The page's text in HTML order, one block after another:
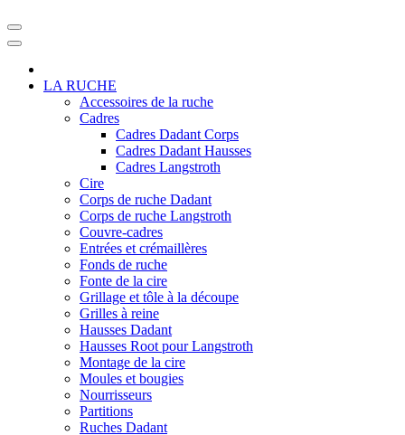
LA RUCHE
Accessoires de la ruche
Cadres
Cadres Dadant Corps
Cadres Dadant Hausses
Cadres Langstroth
Cire
Corps de ruche Dadant
Corps de ruche Langstroth
Couvre-cadres
Entrées et crémaillères
Fonds de ruche
Fonte de la cire
Grillage et tôle à la découpe
Grilles à reine
Hausses Dadant
Hausses Root pour Langstroth
Montage de la cire
Moules et bougies
Nourrisseurs
Partitions
Ruches Dadant